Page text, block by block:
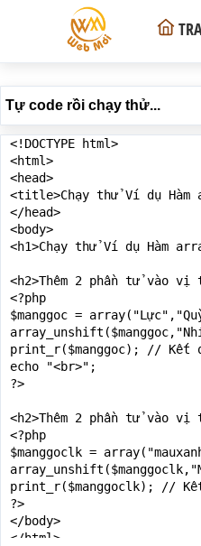
Tự code rồi chạy thử...
<!DOCTYPE html>
<html>
<head>
<title>Chạy thử Ví dụ
</head>
<body>
<h1>Chạy thử Ví dụ Hàm
<h2>Thêm 2 phần tử vào
<?php
$manggoc =
print_r($manggoc); // Kết
echo "<br>";
?>
<h2>Thêm 2 phần tử vào
<?php
$manggoclk =
print_r($manggoclk); // Kết
?>
</body>
</html>